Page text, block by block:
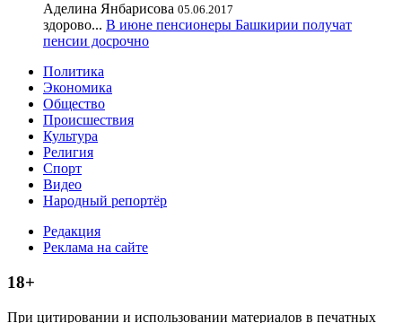
Аделина Янбарисова 05.06.2017
здорово... В июне пенсионеры Башкирии получат
пенсии досрочно
Политика
Экономика
Общество
Происшествия
Культура
Религия
Спорт
Видео
Народный репортёр
Редакция
Реклама на сайте
18+
При цитировании и использовании материалов в печатных